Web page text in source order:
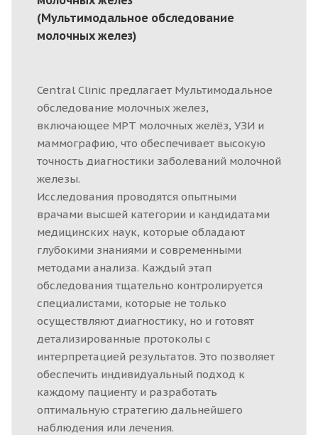
(Мультимодальное обследование
молочных желез)
Central Clinic предлагает Мультимодальное
обследование молочных желез,
включающее МРТ молочных желёз, УЗИ и
маммографию, что обеспечивает высокую
точность диагностики заболеваний молочной
железы.
Исследования проводятся опытными
врачами высшей категории и кандидатами
медицинских наук, которые обладают
глубокими знаниями и современными
методами анализа. Каждый этап
обследования тщательно контролируется
специалистами, которые не только
осуществляют диагностику, но и готовят
детализированные протоколы с
интерпретацией результатов. Это позволяет
обеспечить индивидуальный подход к
каждому пациенту и разработать
оптимальную стратегию дальнейшего
наблюдения или лечения.